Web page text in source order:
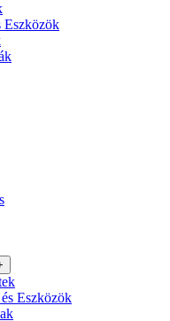
Eszközök
Eszközök